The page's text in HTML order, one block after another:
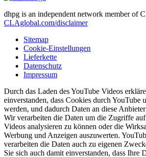
dhpg is an independent network member of
CLAglobal.com/disclaimer
Sitemap
Cookie-Einstellungen
Lieferkette
Datenschutz
Impressum
Durch das Laden des YouTube Videos
einverstanden, dass Cookies durch YouTube
werden, und dadurch Daten an diese
Wir verarbeiten die Daten um die Zugriffe
Videos analysieren zu können oder die
Werbung und Anzeigen auszuwerten.
verarbeiten die Daten auch zu eigenen
Sie sich auch damit einverstanden, dass Ihre